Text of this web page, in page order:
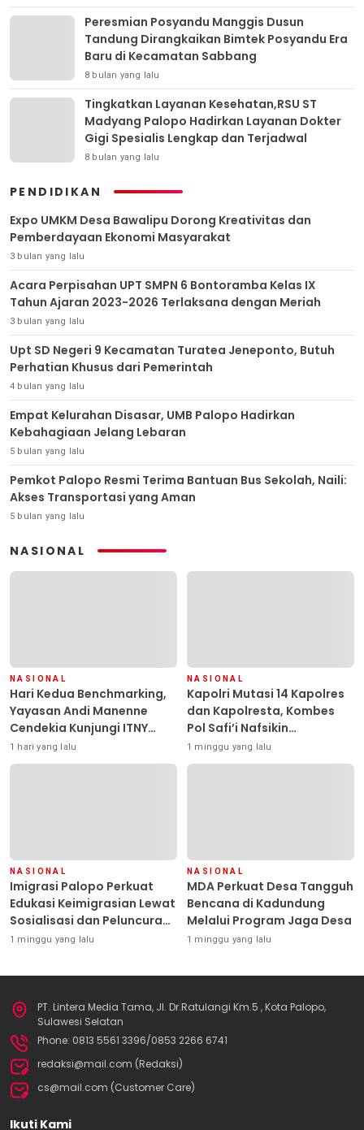
Peresmian Posyandu Manggis Dusun
Tandung Dirangkaikan Bimtek Posyandu Era
Baru di Kecamatan Sabbang
8 bulan yang lalu
Tingkatkan Layanan Kesehatan,RSU ST
Madyang Palopo Hadirkan Layanan Dokter
Gigi Spesialis Lengkap dan Terjadwal
8 bulan yang lalu
PENDIDIKAN
Expo UMKM Desa Bawalipu Dorong Kreativitas dan
Pemberdayaan Ekonomi Masyarakat
3 bulan yang lalu
Acara Perpisahan UPT SMPN 6 Bontoramba Kelas IX
Tahun Ajaran 2023-2026 Terlaksana dengan Meriah
3 bulan yang lalu
Upt SD Negeri 9 Kecamatan Turatea Jeneponto, Butuh
Perhatian Khusus dari Pemerintah
4 bulan yang lalu
Empat Kelurahan Disasar, UMB Palopo Hadirkan
Kebahagiaan Jelang Lebaran
5 bulan yang lalu
Pemkot Palopo Resmi Terima Bantuan Bus Sekolah, Naili:
Akses Transportasi yang Aman
5 bulan yang lalu
NASIONAL
NASIONAL
Hari Kedua Benchmarking,
Yayasan Andi Manenne
Cendekia Kunjungi ITNY
Yogyakarta
1 hari yang lalu
NASIONAL
Kapolri Mutasi 14 Kapolres
dan Kapolresta, Kombes
Pol Safi’i Nafsikin
Mengemban Amanah
Pimpin Polresta Kendari
1 minggu yang lalu
NASIONAL
Imigrasi Palopo Perkuat
Edukasi Keimigrasian Lewat
Sosialisasi dan Peluncuran
Inovasi Chatbot “IT CHIKA”
1 minggu yang lalu
NASIONAL
MDA Perkuat Desa Tangguh
Bencana di Kadundung
Melalui Program Jaga Desa
1 minggu yang lalu
PT. Lintera Media Tama, Jl. Dr.Ratulangi Km.5 , Kota Palopo,
Sulawesi Selatan
Phone: 0813 5561 3396/0853 2266 6741
redaksi@mail.com (Redaksi)
cs@mail.com (Customer Care)
Ikuti Kami